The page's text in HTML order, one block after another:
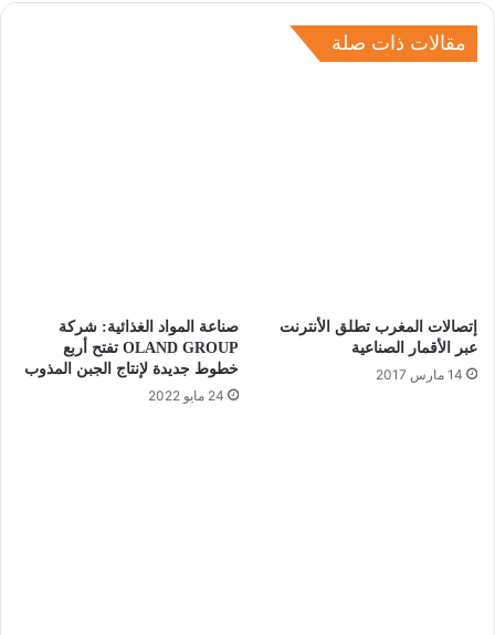
مقالات ذات صلة
إتصالات المغرب تطلق الأنترنت
عبر الأقمار الصناعية
14 مارس 2017
صناعة المواد الغذائية: شركة
OLAND GROUP تفتح أربع
خطوط جديدة لإنتاج الجبن المذوب
24 مايو 2022